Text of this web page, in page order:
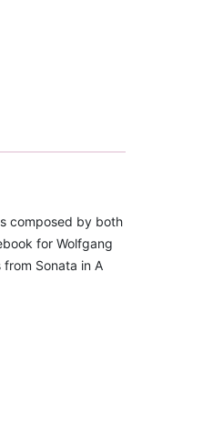
composed by both
for Wolfgang
Sonata in A